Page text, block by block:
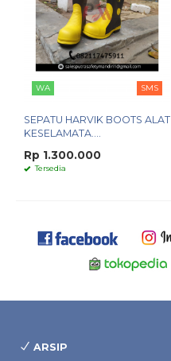
WA SMS
SEPATU HARVIK BOOTS ALAT
KESELAMATA....
Rp 1.300.000
Tersedia
ARSIP